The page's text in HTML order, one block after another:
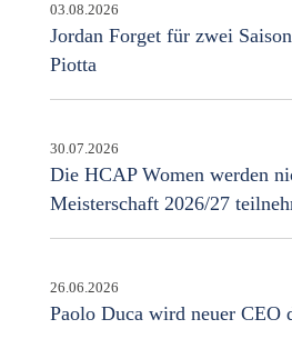
03.08.2026
Jordan Forget für zwei
Piotta
30.07.2026
Die HCAP Women werden
Meisterschaft 2026/27
26.06.2026
Paolo Duca wird neuer CEO